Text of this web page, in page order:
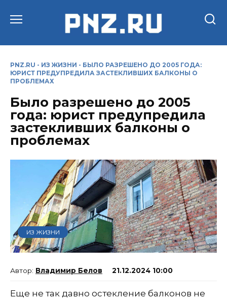
PNZ.RU - ИЗ ЖИЗНИ - БЫЛО РАЗРЕШЕНО ДО 2005 ГОДА:
ЮРИСТ ПРЕДУПРЕДИЛА ЗАСТЕКЛИВШИХ БАЛКОНЫ О
ПРОБЛЕМАХ
Было разрешено до 2005
года: юрист предупредила
застекливших балконы о
проблемах
ИЗ ЖИЗНИ
Владимир Белов 21.12.2024 10:00
Еще не так давно остекление балконов не